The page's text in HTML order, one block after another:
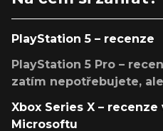
PlayStation 5 – recenze
PlayStation 5 Pro –
zatím nepotřebujete,
Xbox Series X –
Microsoftu